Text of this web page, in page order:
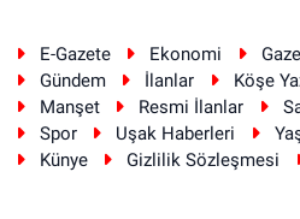
E-Gazete Ekonomi
Gündem
İlanlar Köşe
Manşet
Resmi İlanlar
Spor
Uşak Haberleri
Künye
Gizlilik Sözleşmesi